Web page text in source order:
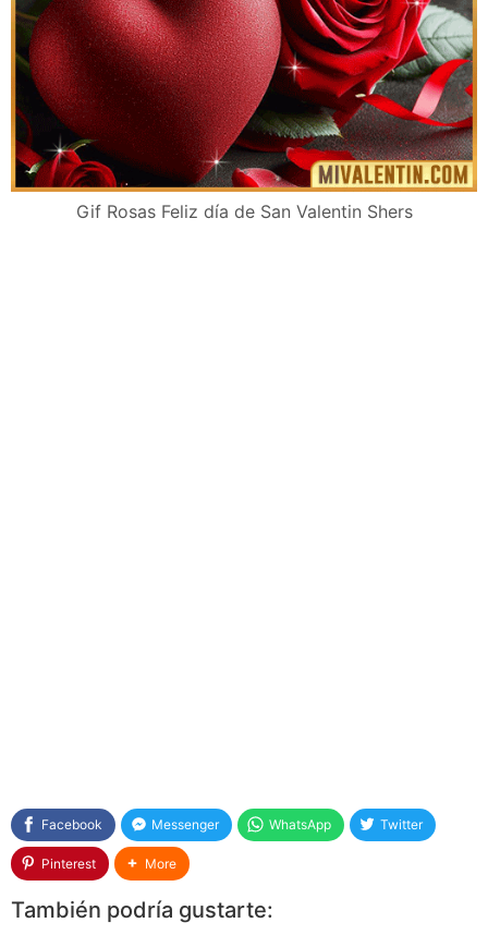
Gif Rosas Feliz día de San Valentin Shers
Facebook Messenger WhatsApp Twitter
Pinterest More
También podría gustarte: